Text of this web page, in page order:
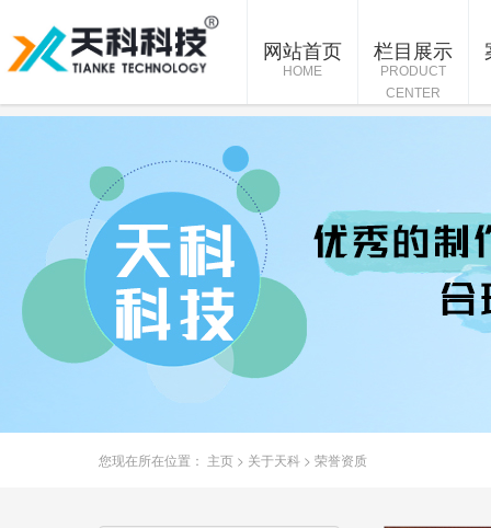
网站首页
HOME
栏目展示
PRODUCT
CENTER
您现在所在位置： 主页 > 关于天科 > 荣誉资质